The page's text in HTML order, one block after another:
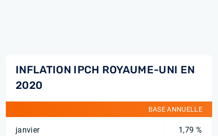
INFLATION IPCH ROYAUME-UNI EN
2020
BASE ANNUELLE
janvier 1,79 %